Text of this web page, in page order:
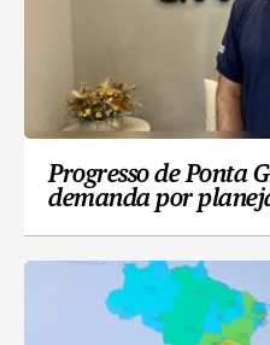
Progresso de Ponta
demanda por